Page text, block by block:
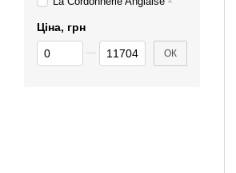
Ціна, грн
Від Ціна, грн
До Ціна, грн ОК